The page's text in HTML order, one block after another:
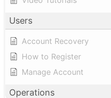
Users
Account Recovery
How to Register
Manage Account
Operations